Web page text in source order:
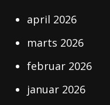
april 2026
marts 2026
februar 2026
januar 2026